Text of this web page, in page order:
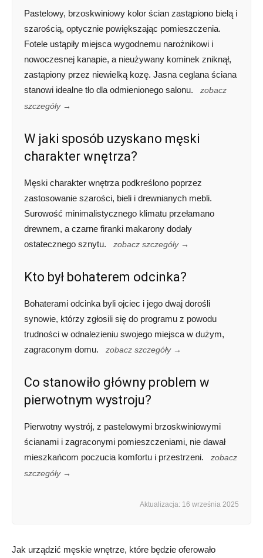
Pastelowy, brzoskwiniowy kolor ścian zastąpiono bielą i
szarością, optycznie powiększając pomieszczenia.
Fotele ustąpiły miejsca wygodnemu narożnikowi i
nowoczesnej kanapie, a nieużywany kominek zniknął,
zastąpiony przez niewielką kozę. Jasna ceglana ściana
stanowi idealne tło dla odmienionego salonu.
zobacz
szczegóły →
W jaki sposób uzyskano męski
charakter wnętrza?
Męski charakter wnętrza podkreślono poprzez
zastosowanie szarości, bieli i drewnianych mebli.
Surowość minimalistycznego klimatu przełamano
drewnem, a czarne firanki makarony dodały
ostatecznego sznytu.
zobacz szczegóły →
Kto był bohaterem odcinka?
Bohaterami odcinka byli ojciec i jego dwaj dorośli
synowie, którzy zgłosili się do programu z powodu
trudności w odnalezieniu swojego miejsca w dużym,
zagraconym domu.
zobacz szczegóły →
Co stanowiło główny problem w
pierwotnym wystroju?
Pierwotny wystrój, z pastelowymi brzoskwiniowymi
ścianami i zagraconymi pomieszczeniami, nie dawał
mieszkańcom poczucia komfortu i przestrzeni.
zobacz
szczegóły →
Aktualizacja: 16 września 2025
Jak urządzić męskie wnętrze, które będzie oferowało